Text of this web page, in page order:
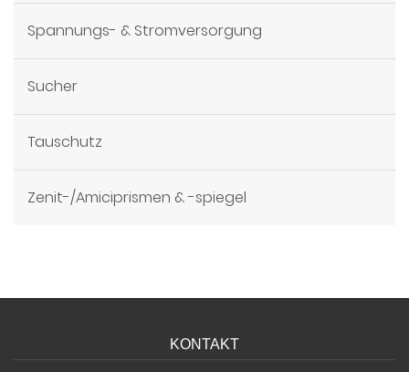
Spannungs- & Stromversorgung
Sucher
Tauschutz
Zenit-/Amiciprismen & -spiegel
KONTAKT